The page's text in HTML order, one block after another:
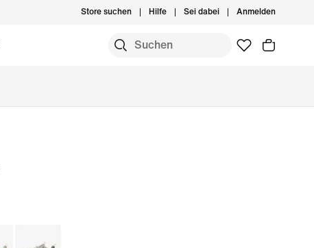
Store suchen Hilfe Sei dabei Anmelden